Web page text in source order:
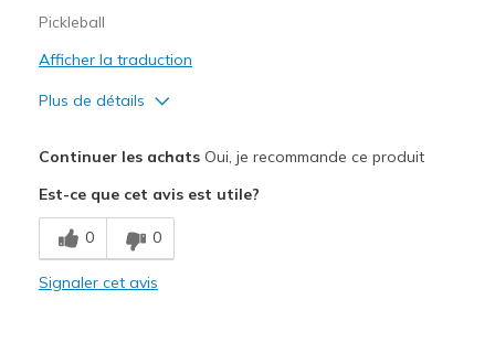
Pickleball
Afficher la traduction
Plus de détails
Comfortable
Stylish
Continuer les achatsOui, je recommande ce produit
Est-ce que cet avis est utile?
0 0
Signaler cet avis